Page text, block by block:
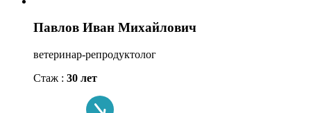
Павлов Иван Михайлович
ветеринар-репродуктолог
Стаж : 30 лет